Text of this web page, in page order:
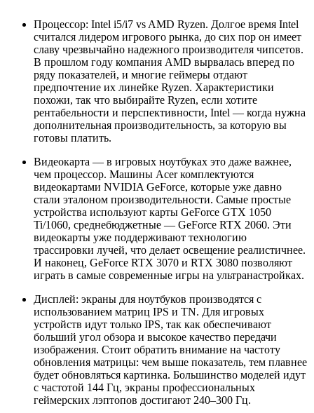
Процессор: Intel i5/i7 vs AMD Ryzen. Долгое время Intel
считался лидером игрового рынка, до сих пор он имеет
славу чрезвычайно надежного производителя чипсетов.
В прошлом году компания AMD вырвалась вперед по
ряду показателей, и многие геймеры отдают
предпочтение их линейке Ryzen. Характеристики
похожи, так что выбирайте Ryzen, если хотите
рентабельности и перспективности, Intel — когда нужна
дополнительная производительность, за которую вы
готовы платить.
Видеокарта — в игровых ноутбуках это даже важнее,
чем процессор. Машины Acer комплектуются
видеокартами NVIDIA GeForce, которые уже давно
стали эталоном производительности. Самые простые
устройства используют карты GeForce GTX 1050
Ti/1060, среднебюджетные — GeForce RTX 2060. Эти
видеокарты уже поддерживают технологию
трассировки лучей, что делает освещение реалистичнее.
И наконец, GeForce RTX 3070 и RTX 3080 позволяют
играть в самые современные игры на ультранастройках.
Дисплей: экраны для ноутбуков производятся с
использованием матриц IPS и TN. Для игровых
устройств идут только IPS, так как обеспечивают
больший угол обзора и высокое качество передачи
изображения. Стоит обратить внимание на частоту
обновления матрицы: чем выше показатель, тем плавнее
будет обновляться картинка. Большинство моделей идут
с частотой 144 Гц, экраны профессиональных
геймерских лэптопов достигают 240–300 Гц.